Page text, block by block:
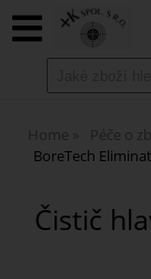
Home Péče o
BoreTech
Čistič